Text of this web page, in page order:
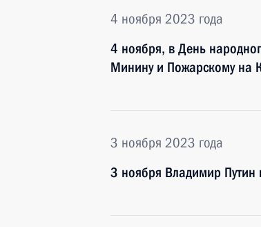
4 ноября 2023 года
4 ноября, в День
Минину и Пожарскому на
3 ноября 2023 года
3 ноября Владимир Путин